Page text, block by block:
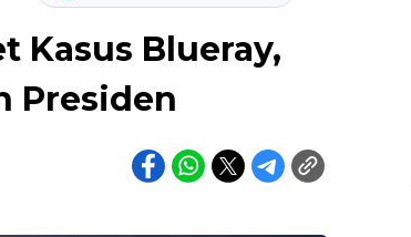
Kasus Blueray,
Presiden